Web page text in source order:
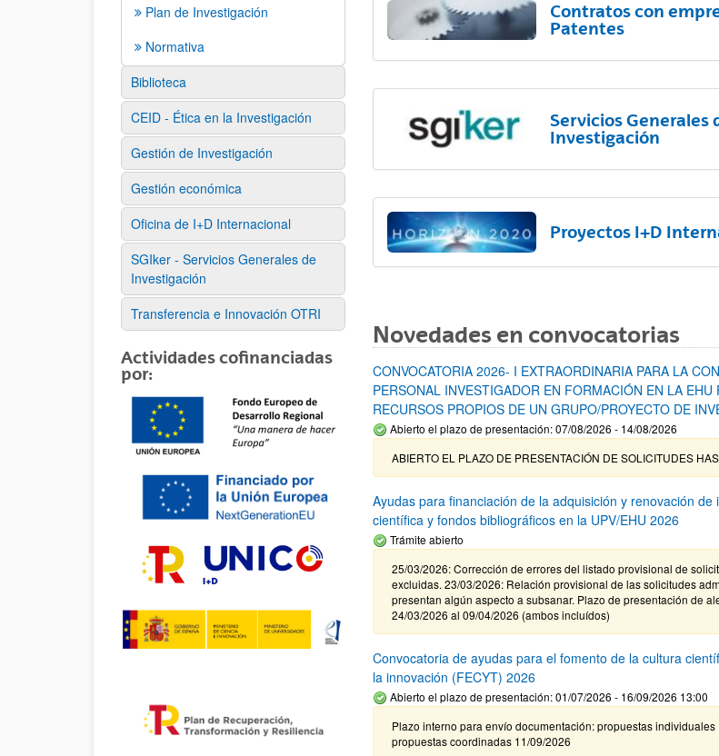
Plan de Investigación
Normativa
Biblioteca
CEID - Ética en la Investigación
Gestión de Investigación
Gestión económica
Oficina de I+D Internacional
SGIker - Servicios Generales de
Investigación
Transferencia e Innovación OTRI
Actividades cofinanciadas
por:
Contratos con
Patentes
Servicios Generales
Investigación
Proyectos I+D
Novedades en convocatorias
CONVOCATORIA 2026- I EXTRAORDINARIA PARA LA
PERSONAL INVESTIGADOR EN FORMACIÓN EN LA EHU
RECURSOS PROPIOS DE UN GRUPO/PROYECTO DE
Abierto el plazo de presentación: 07/08/2026 - 14/08/2026
ABIERTO EL PLAZO DE PRESENTACIÓN DE SOLICITUDES
Ayudas para financiación de la adquisición y renovación de
científica y fondos bibliográficos en la UPV/EHU 2026
Trámite abierto
25/03/2026: Corrección de errores del listado provisional de
excluidas. 23/03/2026: Relación provisional de las solicitudes
presentan algún aspecto a subsanar. Plazo de presentación de
24/03/2026 al 09/04/2026 (ambos incluídos)
Convocatoria de ayudas para el fomento de la cultura
la innovación (FECYT) 2026
Abierto el plazo de presentación: 01/07/2026 - 16/09/2026 13:00
Plazo interno para envío documentación: propuestas individuales
propuestas coordinadas 11/09/2026